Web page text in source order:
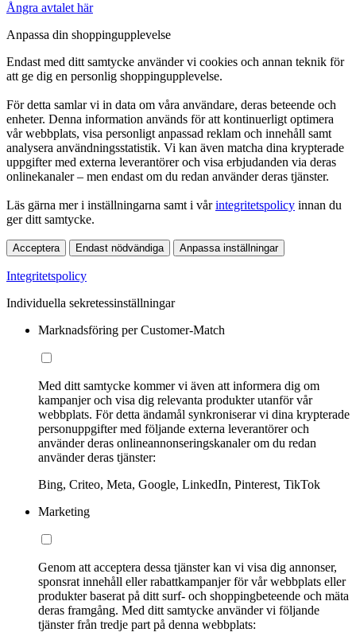
Ångra avtalet här
Anpassa din shoppingupplevelse
Endast med ditt samtycke använder vi cookies och annan teknik för
att ge dig en personlig shoppingupplevelse.
För detta samlar vi in data om våra användare, deras beteende och
enheter. Denna information används för att kontinuerligt optimera
vår webbplats, visa personligt anpassad reklam och innehåll samt
analysera användningsstatistik. Vi kan även matcha dina krypterade
uppgifter med externa leverantörer och visa erbjudanden via deras
onlinekanaler – men endast om du redan använder deras tjänster.
Läs gärna mer i inställningarna samt i vårintegritetspolicy innan du
ger ditt samtycke.
Acceptera Endast nödvändiga Anpassa inställningar
Integritetspolicy
Individuella sekretessinställningar
Marknadsföring per Customer-Match
Med ditt samtycke kommer vi även att informera dig om
kampanjer och visa dig relevanta produkter utanför vår
webbplats. För detta ändamål synkroniserar vi dina krypterade
personuppgifter med följande externa leverantörer och
använder deras onlineannonseringskanaler om du redan
använder deras tjänster:
Bing, Criteo, Meta, Google, LinkedIn, Pinterest, TikTok
Marketing
Genom att acceptera dessa tjänster kan vi visa dig annonser,
sponsrat innehåll eller rabattkampanjer för vår webbplats eller
produkter baserat på ditt surf- och shoppingbeteende och mäta
deras framgång. Med ditt samtycke använder vi följande
tjänster från tredje part på denna webbplats: